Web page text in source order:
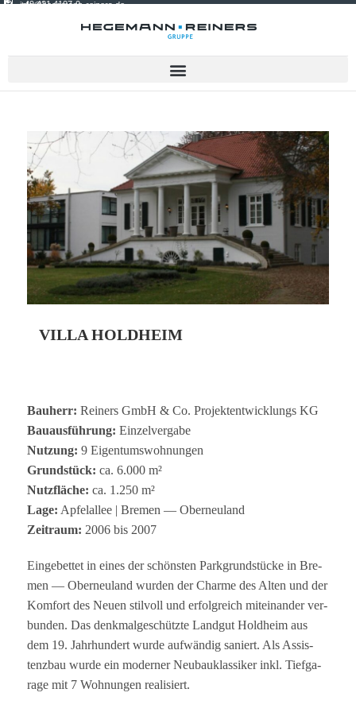
+49 421 4107-0
info@hegemann-reiners.de
VILLA HOLDHEIM
Bau­herr: Rei­ners GmbH & Co. Pro­jekt­ent­wick­lungs KG
Bau­aus­füh­rung: Einzelvergabe
Nut­zung: 9 Eigentumswohnungen
Grund­stück: ca. 6.000 m²
Nutz­flä­che: ca. 1.250 m²
Lage: Apfel­al­lee | Bre­men — Oberneuland
Zeit­raum: 2006 bis 2007
Ein­ge­bet­tet in eines der schöns­ten Park­grund­stü­cke in Bre­
men — Ober­neu­land wur­den der Charme des Alten und der
Kom­fort des Neuen stil­voll und erfolg­reich mit­ein­an­der ver­
bun­den. Das denk­mal­ge­schützte Land­gut Hold­heim aus
dem 19. Jahr­hun­dert wurde auf­wän­dig saniert. Als Assis­
tenz­bau wurde ein moder­ner Neu­bau­klas­si­ker inkl. Tief­ga­
rage mit 7 Woh­nun­gen realisiert.